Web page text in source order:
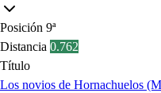
Posición 9ª
Distancia 0.762
Título
Los novios de Hornachuelos